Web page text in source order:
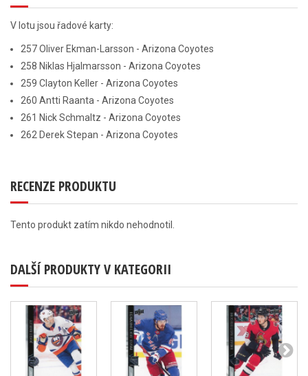
V lotu jsou řadové karty:
257 Oliver Ekman-Larsson - Arizona Coyotes
258 Niklas Hjalmarsson - Arizona Coyotes
259 Clayton Keller - Arizona Coyotes
260 Antti Raanta - Arizona Coyotes
261 Nick Schmaltz - Arizona Coyotes
262 Derek Stepan - Arizona Coyotes
RECENZE PRODUKTU
Tento produkt zatím nikdo nehodnotil.
DALŠÍ PRODUKTY V KATEGORII